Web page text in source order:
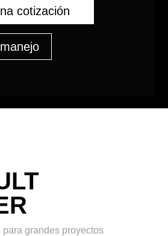
cotización
para grandes proyectos